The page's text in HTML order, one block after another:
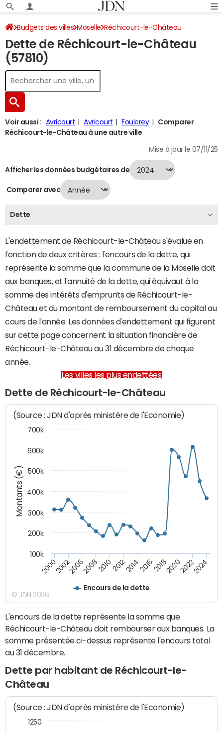
Budgets des villes Moselle Réchicourt-le-Château
Dette au 31/12/2024
Dette de Réchicourt-le-Château
(57810)
Voir aussi : Avricourt Avricourt Foulcrey
Comparer
Réchicourt-le-Château à une autre ville
Mise à jour le 07/11/25
Afficher les données budgétaires de
Comparer avec
Dette
L'endettement de Réchicourt-le-Château s'évalue en
fonction de deux critères : l'encours de la dette, qui
représente la somme que la commune de la Moselle doit
aux banques, et l'annuité de la dette, qui équivaut à la
somme des intérêts d'emprunts de Réchicourt-le-
Château et du montant de remboursement du capital au
cours de l'année. Les données d'endettement qui figurent
sur cette page concernent la situation financière de
Réchicourt-le-Château au 31 décembre de chaque
année.
Les villes les plus endettées
Dette de Réchicourt-le-Château
Montants (€)
(Source : JDN d'après ministère de l'Economie)
Encours de la dette
200020022006200820102012201420162018202020222024
100k
200k
300k
400k
500k
600k
700k
© JDN 2026
L'encours de la dette représente la somme que
Réchicourt-le-Château doit rembourser aux banques. La
somme présentée ci-dessus représente l'encours total
au 31 décembre.
Dette par habitant de Réchicourt-le-
Château
(Source : JDN d'après ministère de l'Economie)
1250